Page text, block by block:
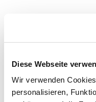
Diese Webseite
Wir verwenden
personalisieren,